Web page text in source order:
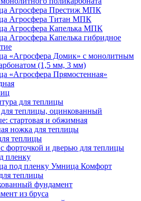
Агросфера Престиж МПК
Агросфера Титан МПК
Агросфера Капелька МПК
Агросфера Капелька гибридное
«Агросфера Домик» с монолитным
(1,5 мм, 3 мм)
«Агросфера Прямостенная»
для теплицы
теплицы, оцинкованный
стартовая и обжимная
ножка для теплицы
теплицы
форточкой и дверью для теплицы
пленку
под пленку Умница Комфорт
теплицы
фундамент
из бруса